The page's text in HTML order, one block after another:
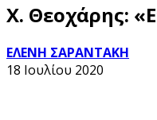
Χ. Θεοχάρης:
ΕΛΕΝΗ ΣΑΡΑΝΤΑΚΗ
18 Ιουλίου 2020